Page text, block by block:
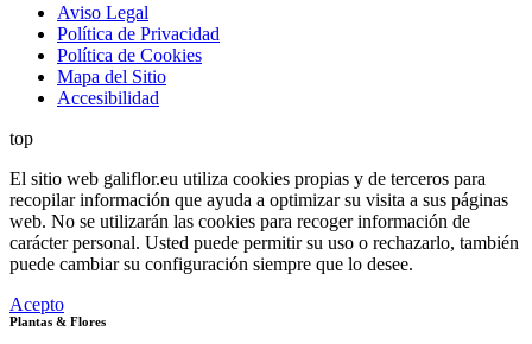
Aviso Legal
Política de Privacidad
Política de Cookies
Mapa del Sitio
Accesibilidad
top
El sitio web galiflor.eu utiliza cookies propias y de terceros para
recopilar información que ayuda a optimizar su visita a sus páginas
web. No se utilizarán las cookies para recoger información de
carácter personal. Usted puede permitir su uso o rechazarlo, también
puede cambiar su configuración siempre que lo desee.
Acepto
Plantas & Flores